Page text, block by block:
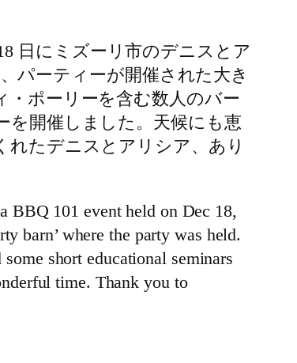
日にミズーリ市のデニスとア
パーティーが開催された大き
ポーリーを含む数人のバー
を開催しました。天候にも恵
れたデニスとアリシア、あり
BBQ 101 event held on Dec 18,
barn’ where the party was held.
short educational seminars
time. Thank you to